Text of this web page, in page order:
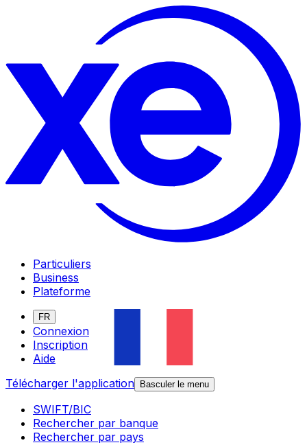
Particuliers
Business
Plateforme
FR
Connexion
Inscription
Aide
Télécharger l'application
Basculer le menu
SWIFT/BIC
Rechercher par banque
Rechercher par pays